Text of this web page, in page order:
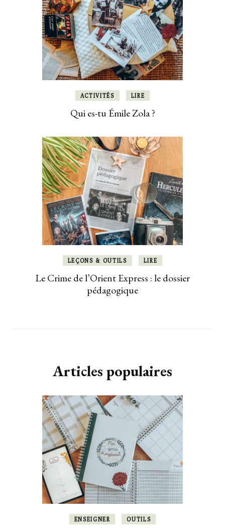
ACTIVITÉS LIRE
Qui es-tu Émile Zola ?
LEÇONS & OUTILS LIRE
Le Crime de l’Orient Express : le dossier
pédagogique
Articles populaires
ENSEIGNER OUTILS